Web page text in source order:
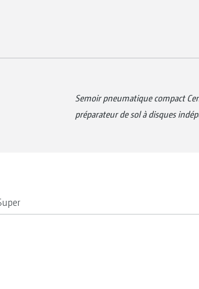
Semoir pneumatique compact
préparateur de sol à disques